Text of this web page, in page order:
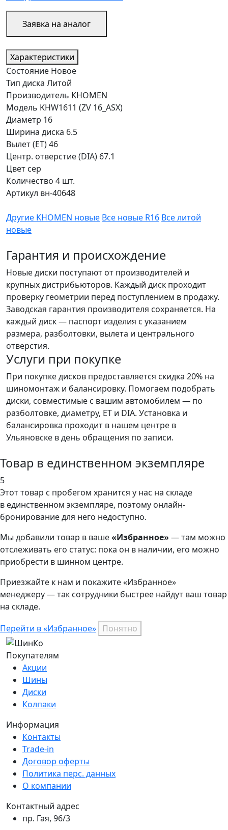
Заявка на аналог
Характеристики
Состояние Новое
Тип диска Литой
Производитель KHOMEN
Модель KHW1611 (ZV 16_ASX)
Диаметр 16
Ширина диска 6.5
Вылет (ET)46
Центр. отверстие (DIA) 67.1
Цвет сер
Количество 4 шт.
Артикул вн-40648
Другие KHOMEN новые Все новые R16 Все литой
новые
Гарантия и происхождение
Новые диски поступают от производителей и
крупных дистрибьюторов. Каждый диск проходит
проверку геометрии перед поступлением в продажу.
Заводская гарантия производителя сохраняется. На
каждый диск — паспорт изделия с указанием
размера, разболтовки, вылета и центрального
отверстия.
Услуги при покупке
При покупке дисков предоставляется скидка 20% на
шиномонтаж и балансировку. Помогаем подобрать
диски, совместимые с вашим автомобилем — по
разболтовке, диаметру, ET и DIA. Установка и
балансировка проходит в нашем центре в
Ульяновске в день обращения по записи.
Товар в единственном экземпляре
5
Этот товар с пробегом хранится у нас на складе
в единственном экземпляре, поэтому онлайн-
бронирование для него недоступно.
Мы добавили товар в ваше«Избранное» — там можно
отслеживать его статус: пока он в наличии, его можно
приобрести в шинном центре.
Приезжайте к нам и покажите «Избранное»
менеджеру — так сотрудники быстрее найдут ваш товар
на складе.
Перейти в «Избранное» Понятно
Покупателям
Акции
Шины
Диски
Колпаки
Информация
Контакты
Trade-in
Договор оферты
Политика перс. данных
О компании
Контактный адрес
пр. Гая, 96/3